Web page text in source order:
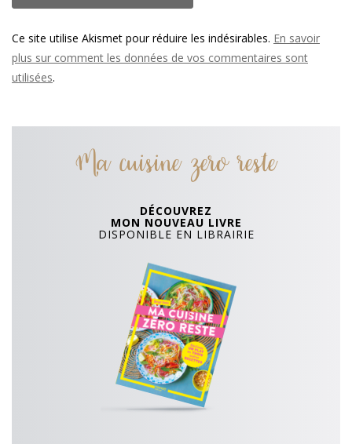
Ce site utilise Akismet pour réduire les indésirables. En savoir
plus sur comment les données de vos commentaires sont
utilisées.
Ma cuisine zero reste
DÉCOUVREZ
MON NOUVEAU LIVRE
DISPONIBLE EN LIBRAIRIE